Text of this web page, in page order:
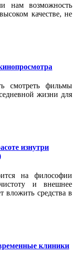
нам возможность
качестве, не
смотреть фильмы
жизни для
изнутри
на философии
и внешнее
вложить средства в
клиники